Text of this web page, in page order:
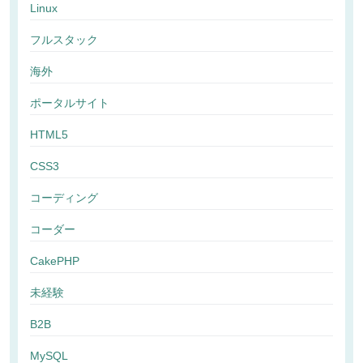
Linux
フルスタック
海外
ポータルサイト
HTML5
CSS3
コーディング
コーダー
CakePHP
未経験
B2B
MySQL